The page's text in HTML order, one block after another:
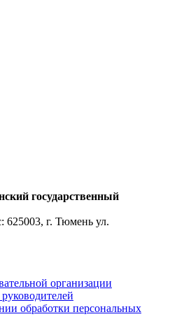
государственный
625003, г. Тюмень ул.
организации
обработки персональных